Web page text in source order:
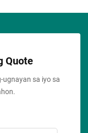
Quote
sa iyo sa